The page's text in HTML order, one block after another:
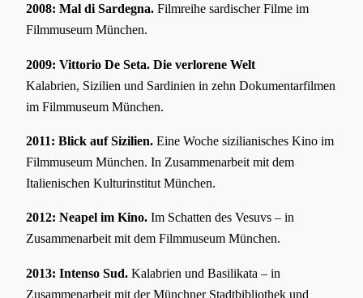
2008: Mal di Sardegna. Filmreihe sardischer Filme im
Filmmuseum München.
2009: Vittorio De Seta. Die verlorene Welt
Kalabrien, Sizilien und Sardinien in zehn Dokumentarfilmen
im Filmmuseum München.
2011: Blick auf Sizilien. Eine Woche sizilianisches Kino im
Filmmuseum München. In Zusammenarbeit mit dem
Italienischen Kulturinstitut München.
2012: Neapel im Kino. Im Schatten des Vesuvs – in
Zusammenarbeit mit dem Filmmuseum München.
2013: Intenso Sud. Kalabrien und Basilikata – in
Zusammenarbeit mit der Münchner Stadtbibliothek und